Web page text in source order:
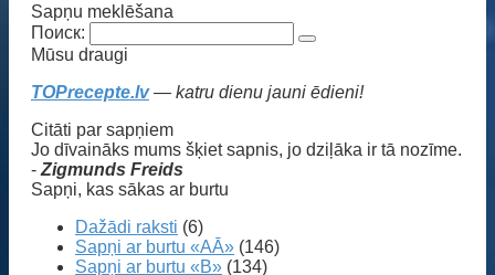
Sapņu meklēšana
Поиск:
Mūsu draugi
TOPrecepte.lv— katru dienu jauni ēdieni!
Citāti par sapņiem
Jo dīvaināks mums šķiet sapnis, jo dziļāka ir tā nozīme.
- Zigmunds Freids
Sapņi, kas sākas ar burtu
Dažādi raksti (6)
Sapņi ar burtu «AĀ» (146)
Sapņi ar burtu «B» (134)